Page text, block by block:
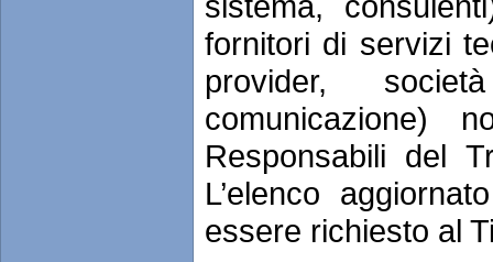
fornitori di servizi
provider,
comunicazione)
Responsabili del
L’elenco
essere richiesto al